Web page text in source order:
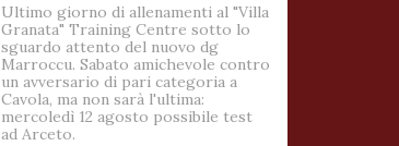
Ultimo giorno di allenamenti al "Villa
Granata" Training Centre sotto lo
sguardo attento del nuovo dg
Marroccu. Sabato amichevole contro
un avversario di pari categoria a
Cavola, ma non sarà l'ultima:
mercoledì 12 agosto possibile test
ad Arceto.